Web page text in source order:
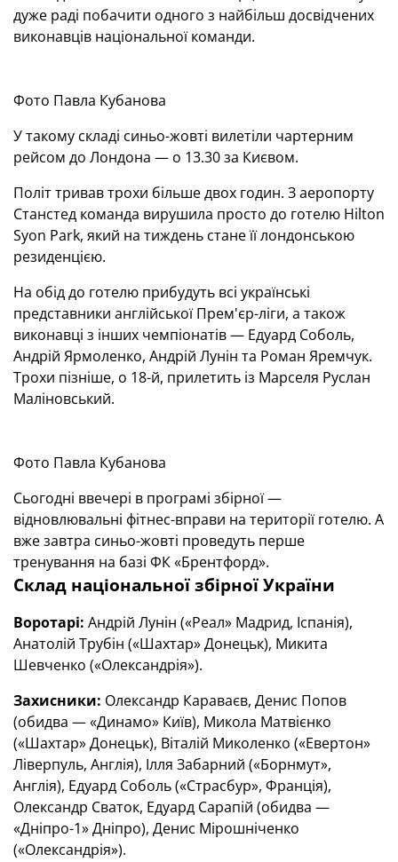
дуже раді побачити одного з найбільш досвідчених
виконавців національної команди.
Фото Павла Кубанова
У такому складі синьо-жовті вилетіли чартерним
рейсом до Лондона — о 13.30 за Києвом.
Політ тривав трохи більше двох годин. З аеропорту
Станстед команда вирушила просто до готелю Hilton
Syon Park, який на тиждень стане її лондонською
резиденцією.
На обід до готелю прибудуть всі українські
представники англійської Прем'єр-ліги, а також
виконавці з інших чемпіонатів — Едуард Соболь,
Андрій Ярмоленко, Андрій Лунін та Роман Яремчук.
Трохи пізніше, о 18-й, прилетить із Марселя Руслан
Маліновський.
Фото Павла Кубанова
Сьогодні ввечері в програмі збірної —
відновлювальні фітнес-вправи на території готелю. А
вже завтра синьо-жовті проведуть перше
тренування на базі ФК «Брентфорд».
Склад національної збірної України
Воротарі: Андрій Лунін («Реал» Мадрид, Іспанія),
Анатолій Трубін («Шахтар» Донецьк), Микита
Шевченко («Олександрія»).
Захисники: Олександр Караваєв, Денис Попов
(обидва — «Динамо» Київ), Микола Матвієнко
(«Шахтар» Донецьк), Віталій Миколенко («Евертон»
Ліверпуль, Англія), Ілля Забарний («Борнмут»,
Англія), Едуард Соболь («Страсбур», Франція),
Олександр Сваток, Едуард Сарапій (обидва —
«Дніпро-1» Дніпро), Денис Мірошніченко
(«Олександрія»).